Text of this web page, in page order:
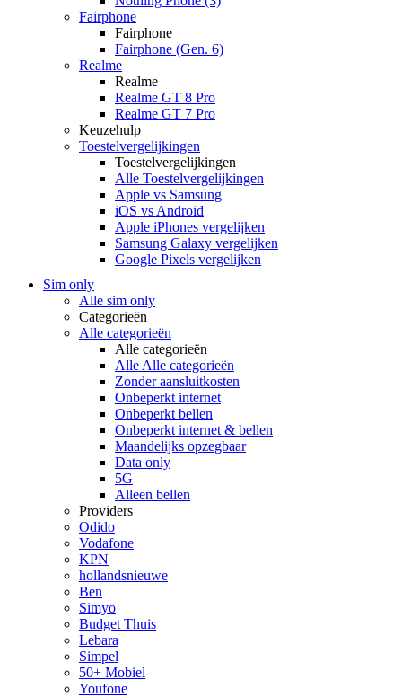
Fairphone
Fairphone
Fairphone (Gen. 6)
Realme
Realme
Realme GT 8 Pro
Realme GT 7 Pro
Keuzehulp
Toestelvergelijkingen
Toestelvergelijkingen
Alle Toestelvergelijkingen
Apple vs Samsung
iOS vs Android
Apple iPhones vergelijken
Samsung Galaxy vergelijken
Google Pixels vergelijken
Sim only
Alle sim only
Categorieën
Alle categorieën
Alle categorieën
Alle Alle categorieën
Zonder aansluitkosten
Onbeperkt internet
Onbeperkt bellen
Onbeperkt internet & bellen
Maandelijks opzegbaar
Data only
5G
Alleen bellen
Providers
Odido
Vodafone
KPN
hollandsnieuwe
Ben
Simyo
Budget Thuis
Lebara
Simpel
50+ Mobiel
Youfone